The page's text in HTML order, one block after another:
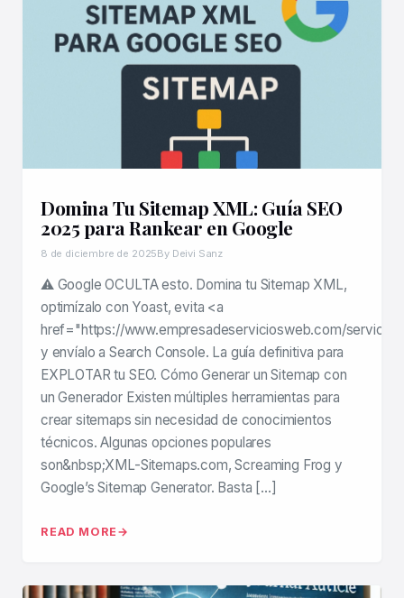
Domina Tu Sitemap XML: Guía SEO
2025 para Rankear en Google
8 de diciembre de 2025By Deivi Sanz
⚠️ Google OCULTA esto. Domina tu Sitemap XML,
optimízalo con Yoast, evita <a
href="https://www.empresadeserviciosweb.com/
y envíalo a Search Console. La guía definitiva para
EXPLOTAR tu SEO. Cómo Generar un Sitemap con
un Generador Existen múltiples herramientas para
crear sitemaps sin necesidad de conocimientos
técnicos. Algunas opciones populares
son&nbsp;XML-Sitemaps.com, Screaming Frog y
Google’s Sitemap Generator. Basta […]
READ MORE